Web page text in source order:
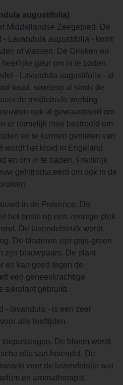
augustifolia)
Middellandse Zeegebied. De
- Lavandula augustifolia - komt
of wassen. De Grieken en
geur om in te baden.
- Lavandula augustifolia - al
kruid, sowieso al sinds de
de medicinale werking
ook al gewaardeerd om
er namelijk mee bestrooid om
en te kunnen genieten van
wordt het kruid in Engeland
en om in te baden. Frankrijk
geïntroduceerd om ook in de
in de Provence. De
het beste op een zonnige plek
De lavendelstruik wordt
De bladeren zijn grijs-groen
zijn blauwpaars. De plant
en kan goed tegen de
een geneeskrachtige
sierplant gebruikt.
- lavandula - is een zeer
alle leeftijden.
De bloem wordt
olie van lavendel. De
voor de lavendelolie wat
en aromatherapie.